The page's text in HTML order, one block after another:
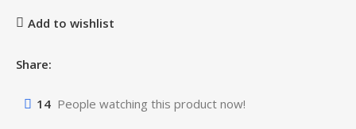
Add to wishlist
Share:
14 People watching this product now!